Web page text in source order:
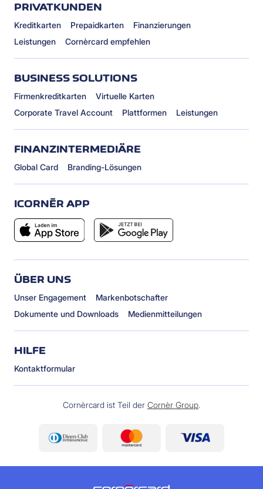
PRIVATKUNDEN
Kreditkarten Prepaidkarten
Finanzierungen
Leistungen
Cornèrcard empfehlen
BUSINESS SOLUTIONS
Firmenkreditkarten
Virtuelle Karten
Corporate Travel Account
Plattformen Leistungen
FINANZINTERMEDIÄRE
Global Card Branding-Lösungen
ICORNÈR APP
ÜBER UNS
Unser Engagement
Markenbotschafter
Dokumente und Downloads
Medienmitteilungen
HILFE
Kontaktformular
Cornèrcard ist Teil der Cornèr Group.